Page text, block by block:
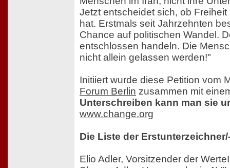
Jetzt entscheidet sich, ob
hat. Erstmals seit Jahrzehnten
Chance auf politischen Wandel.
entschlossen handeln. Die
nicht allein gelassen werden!"
Initiiert wurde diese Petition vom
Forum Berlin zusammen mit
Unterschreiben kann man sie
www.change.org
Die Liste der
Elio Adler, Vorsitzender der